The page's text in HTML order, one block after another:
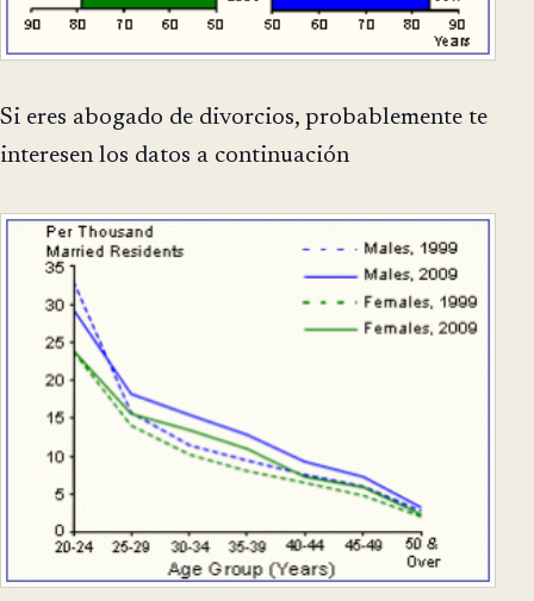
Si eres abogado de divorcios, probablemente te
interesen los datos a continuación